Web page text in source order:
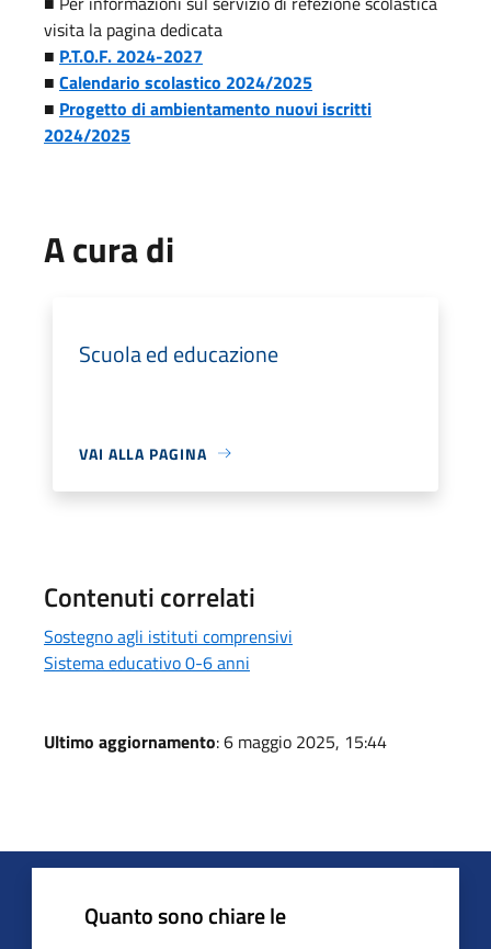
visita la pagina dedicata
■ P.T.O.F. 2024-2027
■ Calendario scolastico 2024/2025
■ Progetto di ambientamento nuovi iscritti
2024/2025
A cura di
Scuola ed educazione
VAI ALLA PAGINA
Contenuti correlati
Sostegno agli istituti comprensivi
Sistema educativo 0-6 anni
Ultimo aggiornamento: 6 maggio 2025, 15:44
Quanto sono chiare le